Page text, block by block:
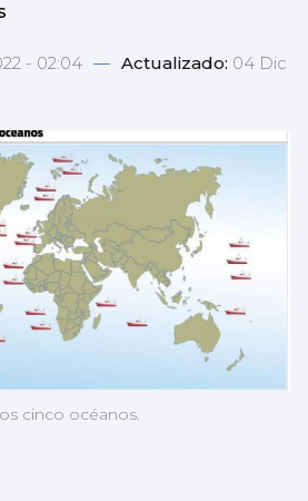
- 02:04 — Actualizado: 04 Dic
cinco océanos.